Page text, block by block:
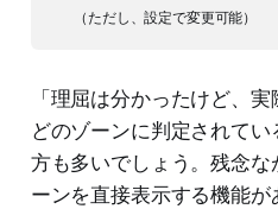
「理屈は分かったけど、
どのゾーンに判定されて
方も多いでしょう。残念
ーンを直接表示する機能